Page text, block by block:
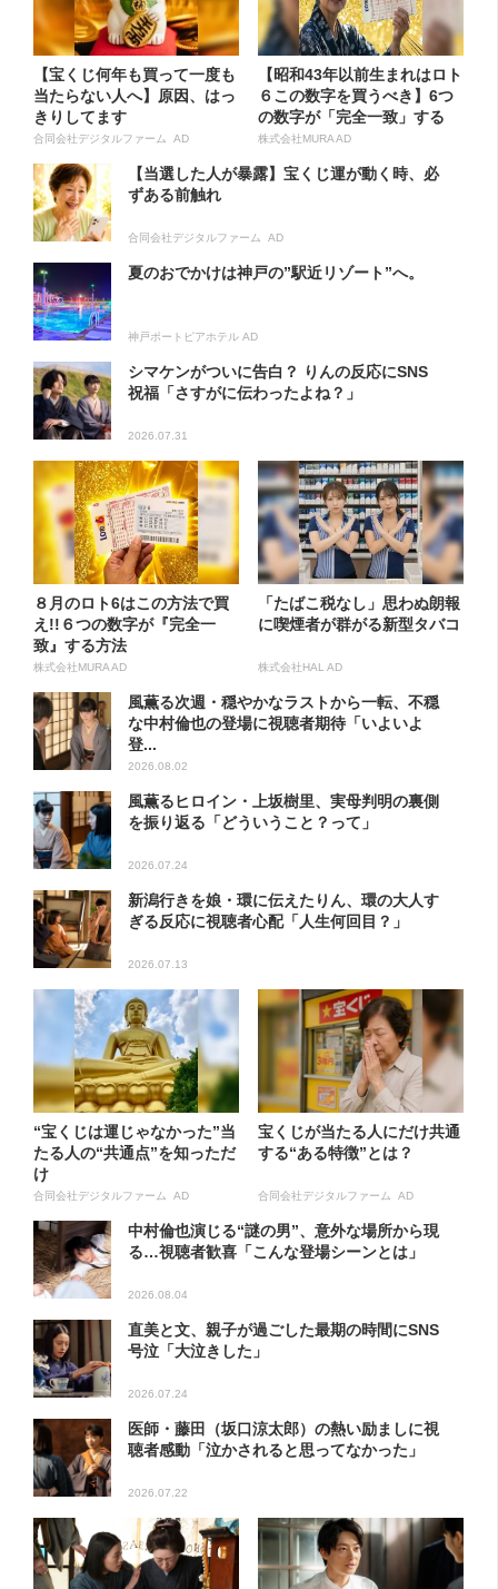
【宝くじ何年も買って一度も
当たらない人へ】原因、はっ
きりしてます
合同会社デジタルファーム AD
【昭和43年以前生まれはロト
６この数字を買うべき】6つ
の数字が「完全一致」する
方...
株式会社MURA AD
【当選した人が暴露】宝くじ運が動く時、必
ずある前触れ
合同会社デジタルファーム AD
夏のおでかけは神戸の”駅近リゾート”へ。
神戸ポートピアホテル AD
シマケンがついに告白？ りんの反応にSNS
祝福「さすがに伝わったよね？」
2026.07.31
８月のロト6はこの方法で買
え!!６つの数字が『完全一
致』する方法
株式会社MURA AD
「たばこ税なし」思わぬ朗報
に喫煙者が群がる新型タバコ
株式会社HAL AD
風薫る次週・穏やかなラストから一転、不穏
な中村倫也の登場に視聴者期待「いよいよ
登...
2026.08.02
風薫るヒロイン・上坂樹里、実母判明の裏側
を振り返る「どういうこと？って」
2026.07.24
新潟行きを娘・環に伝えたりん、環の大人す
ぎる反応に視聴者心配「人生何回目？」
2026.07.13
“宝くじは運じゃなかった”当
たる人の“共通点”を知っただ
け
合同会社デジタルファーム AD
宝くじが当たる人にだけ共通
する“ある特徴”とは？
合同会社デジタルファーム AD
中村倫也演じる“謎の男”、意外な場所から現
る…視聴者歓喜「こんな登場シーンとは」
2026.08.04
直美と文、親子が過ごした最期の時間にSNS
号泣「大泣きした」
2026.07.24
医師・藤田（坂口涼太郎）の熱い励ましに視
聴者感動「泣かされると思ってなかった」
2026.07.22